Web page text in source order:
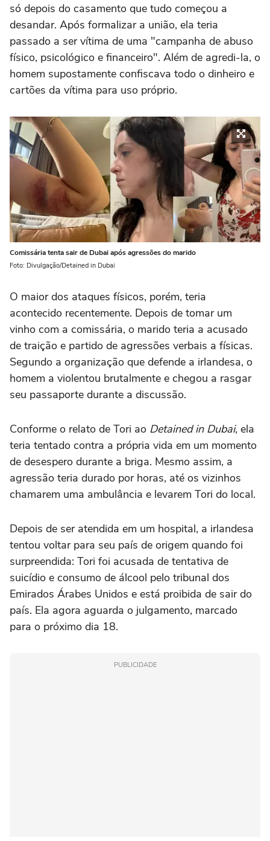
só depois do casamento que tudo começou a
desandar. Após formalizar a união, ela teria
passado a ser vítima de uma "campanha de abuso
físico, psicológico e financeiro". Além de agredi-la, o
homem supostamente confiscava todo o dinheiro e
cartões da vítima para uso próprio.
Comissária tenta sair de Dubai após agressões do marido
Foto: Divulgação/Detained in Dubai
O maior dos ataques físicos, porém, teria
acontecido recentemente. Depois de tomar um
vinho com a comissária, o marido teria a acusado
de traição e partido de agressões verbais a físicas.
Segundo a organização que defende a irlandesa, o
homem a violentou brutalmente e chegou a rasgar
seu passaporte durante a discussão.
Conforme o relato de Tori ao Detained in Dubai, ela
teria tentado contra a própria vida em um momento
de desespero durante a briga. Mesmo assim, a
agressão teria durado por horas, até os vizinhos
chamarem uma ambulância e levarem Tori do local.
Depois de ser atendida em um hospital, a irlandesa
tentou voltar para seu país de origem quando foi
surpreendida: Tori foi acusada de tentativa de
suicídio e consumo de álcool pelo tribunal dos
Emirados Árabes Unidos e está proibida de sair do
país. Ela agora aguarda o julgamento, marcado
para o próximo dia 18.
PUBLICIDADE